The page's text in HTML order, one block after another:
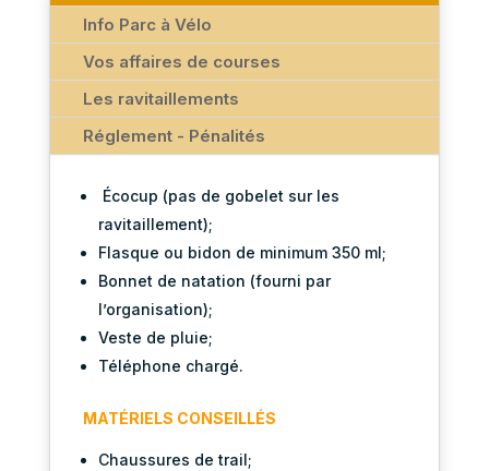
Info Parc à Vélo
Vos affaires de courses
Les ravitaillements
Réglement - Pénalités
Écocup (pas de gobelet sur les
ravitaillement);
Flasque ou bidon de minimum 350 ml;
Bonnet de natation (fourni par
l’organisation);
Veste de pluie;
Téléphone chargé.
MATÉRIELS CONSEILLÉS
Chaussures de trail;